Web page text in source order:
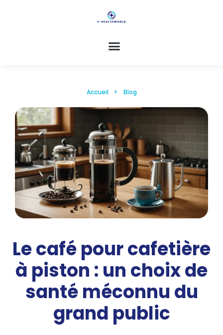
Accueil Blog
Le café pour cafetière
à piston : un choix de
santé méconnu du
grand public